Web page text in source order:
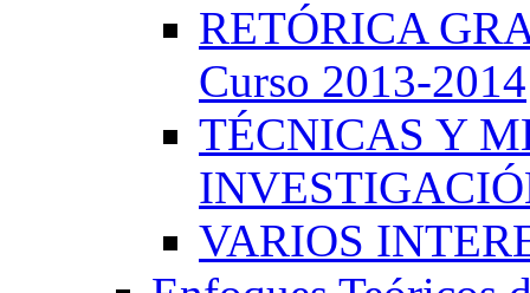
RETÓRICA
Curso 2013-2014
TÉCNICAS Y
VARIOS